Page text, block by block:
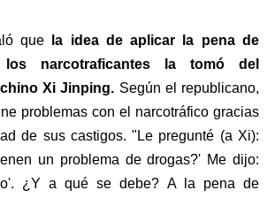
que
la idea de aplicar la pena de
narcotraficantes la tomó del
Xi Jinping. Según el republicano,
problemas con el narcotráfico gracias
de sus castigos. "Le pregunté (a Xi):
un problema de drogas?' Me dijo:
¿Y a qué se debe? A la pena de